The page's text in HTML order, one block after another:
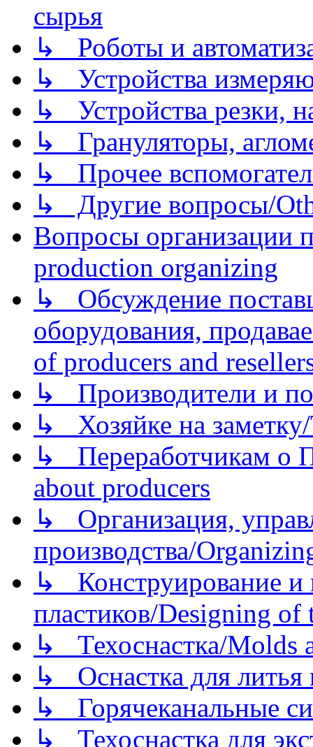
сырья
↳ Роботы и
↳ Устройства
↳ Устройства резки,
↳ Грануляторы,
↳ Прочее
↳ Другие вопросы/
Вопросы организации
production organizing
↳ Обсуждение
оборудования,
of producers and
↳ Производители и
↳ Хозяйке на
↳ Переработчикам о
about producers
↳ Организация,
производства/
↳ Конструирование и
пластиков/Designing of
↳ Техоснастка/Molds
↳ Оснастка для литья
↳ Горячеканальные
↳ Техоснастка для